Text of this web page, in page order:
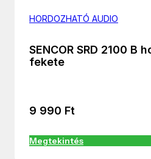
HORDOZHATÓ AUDIO
SENCOR SRD 2100 B
fekete
9 990 Ft
Megtekintés